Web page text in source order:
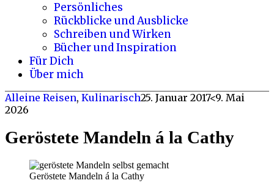
Persönliches
Rückblicke und Ausblicke
Schreiben und Wirken
Bücher und Inspiration
Für Dich
Über mich
Alleine Reisen, Kulinarisch25. Januar 2017<9. Mai
2026
Geröstete Mandeln á la Cathy
Geröstete Mandeln á la Cathy